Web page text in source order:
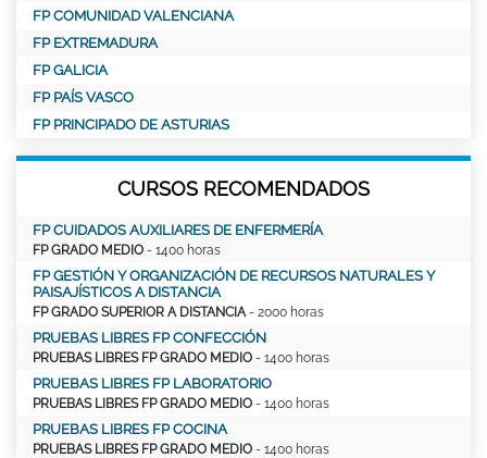
FP COMUNIDAD VALENCIANA
FP EXTREMADURA
FP GALICIA
FP PAÍS VASCO
FP PRINCIPADO DE ASTURIAS
CURSOS RECOMENDADOS
FP CUIDADOS AUXILIARES DE ENFERMERÍA
FP GRADO MEDIO - 1400 horas
FP GESTIÓN Y ORGANIZACIÓN DE RECURSOS NATURALES Y
PAISAJÍSTICOS A DISTANCIA
FP GRADO SUPERIOR A DISTANCIA - 2000 horas
PRUEBAS LIBRES FP CONFECCIÓN
PRUEBAS LIBRES FP GRADO MEDIO - 1400 horas
PRUEBAS LIBRES FP LABORATORIO
PRUEBAS LIBRES FP GRADO MEDIO - 1400 horas
PRUEBAS LIBRES FP COCINA
PRUEBAS LIBRES FP GRADO MEDIO - 1400 horas